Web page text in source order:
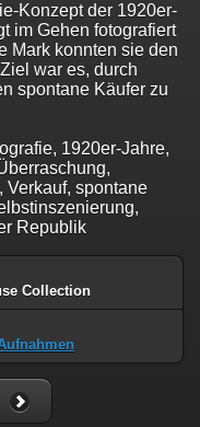
Konzept der 1920er-
im Gehen fotografiert
Mark konnten sie den
war es, durch
spontane Käufer zu
1920er-Jahre,
Verkauf, spontane
Republik
Collection